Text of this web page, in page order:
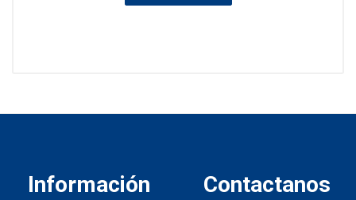
Información Contactanos